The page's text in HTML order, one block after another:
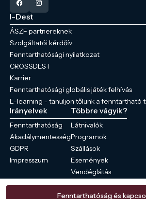
Fenntarthatóság és
I-Dest
ÁSZF partnereknek
Szolgáltatói kérdőív
Fenntarthatósági nyilatkozat
CROSSDEST
Karrier
Fenntarthatósági globális játék felhívás
E-learning - tanuljon tőlünk a fenntartható
Irányelvek
Fenntarthatóság
Akadálymentesség
GDPR
Impresszum
Többre vágyik?
Látnivalók
Programok
Szállások
Események
Vendéglátás
Hírek